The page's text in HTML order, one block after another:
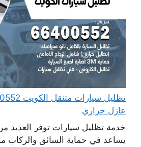
عازل حراري
خدمة تظليل سيارات توفر العديد
يساعد في حماية السائق